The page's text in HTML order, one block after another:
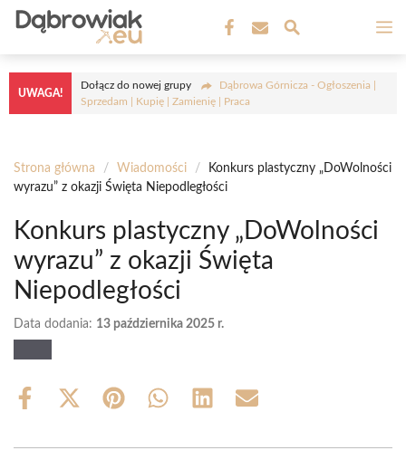
Przejdź
treści
UWAGA!
Dołącz do nowej grupy
Dąbrowa Górnicza - Ogłoszenia |
Sprzedam | Kupię | Zamienię | Praca
Strona główna / Wiadomości /
Konkurs plastyczny „DoWolności
wyrazu” z okazji Święta Niepodległości
Konkurs plastyczny „DoWolności
wyrazu” z okazji Święta
Niepodległości
Data dodania: 13 października 2025 r.
Share
Share
(Twitter)
Share Share Share Share